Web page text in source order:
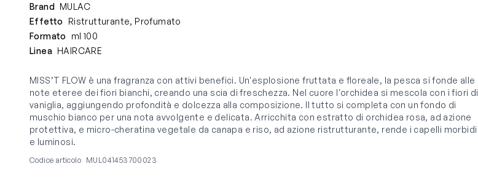
Brand MULAC
Effetto
Ristrutturante, Profumato
Formato
ml 100
Linea HAIRCARE
MISS’T FLOW è una fragranza con attivi benefici. Un'esplosione fruttata e floreale, la pesca si fonde alle
note eteree dei fiori bianchi, creando una scia di freschezza. Nel cuore l'orchidea si mescola con i fiori di
vaniglia, aggiungendo profondità e dolcezza alla composizione. Il tutto si completa con un fondo di
muschio bianco per una nota avvolgente e delicata. Arricchita con estratto di orchidea rosa, ad azione
protettiva, e micro-cheratina vegetale da canapa e riso, ad azione ristrutturante, rende i capelli morbidi
e luminosi.
Codice articolo MUL041453700023